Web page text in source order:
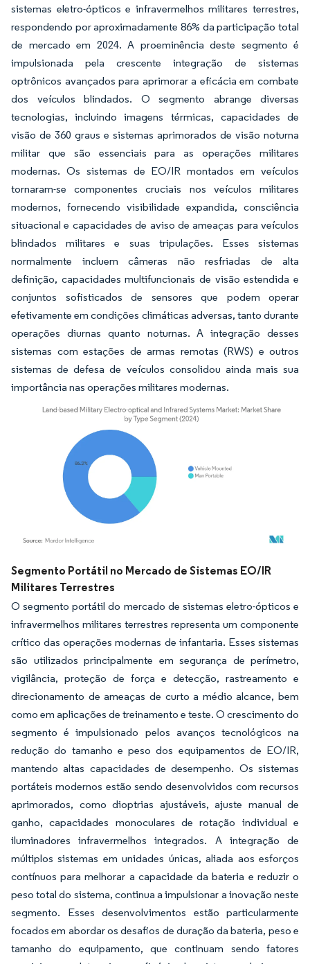
sistemas eletro-ópticos e infravermelhos militares terrestres,
respondendo por aproximadamente 86% da participação total
de mercado em 2024. A proeminência deste segmento é
impulsionada pela crescente integração de sistemas
optrônicos avançados para aprimorar a eficácia em combate
dos veículos blindados. O segmento abrange diversas
tecnologias, incluindo imagens térmicas, capacidades de
visão de 360 graus e sistemas aprimorados de visão noturna
militar que são essenciais para as operações militares
modernas. Os sistemas de EO/IR montados em veículos
tornaram-se componentes cruciais nos veículos militares
modernos, fornecendo visibilidade expandida, consciência
situacional e capacidades de aviso de ameaças para veículos
blindados militares e suas tripulações. Esses sistemas
normalmente incluem câmeras não resfriadas de alta
definição, capacidades multifuncionais de visão estendida e
conjuntos sofisticados de sensores que podem operar
efetivamente em condições climáticas adversas, tanto durante
operações diurnas quanto noturnas. A integração desses
sistemas com estações de armas remotas (RWS) e outros
sistemas de defesa de veículos consolidou ainda mais sua
importância nas operações militares modernas.
Imagem © Mordor Intelligence. O reuso requer atribuição conforme CC BY 4.0.
Segmento Portátil no Mercado de Sistemas EO/IR
Militares Terrestres
O segmento portátil do mercado de sistemas eletro-ópticos e
infravermelhos militares terrestres representa um componente
crítico das operações modernas de infantaria. Esses sistemas
são utilizados principalmente em segurança de perímetro,
vigilância, proteção de força e detecção, rastreamento e
direcionamento de ameaças de curto a médio alcance, bem
como em aplicações de treinamento e teste. O crescimento do
segmento é impulsionado pelos avanços tecnológicos na
redução do tamanho e peso dos equipamentos de EO/IR,
mantendo altas capacidades de desempenho. Os sistemas
portáteis modernos estão sendo desenvolvidos com recursos
aprimorados, como dioptrias ajustáveis, ajuste manual de
ganho, capacidades monoculares de rotação individual e
iluminadores infravermelhos integrados. A integração de
múltiplos sistemas em unidades únicas, aliada aos esforços
contínuos para melhorar a capacidade da bateria e reduzir o
peso total do sistema, continua a impulsionar a inovação neste
segmento. Esses desenvolvimentos estão particularmente
focados em abordar os desafios de duração da bateria, peso e
tamanho do equipamento, que continuam sendo fatores